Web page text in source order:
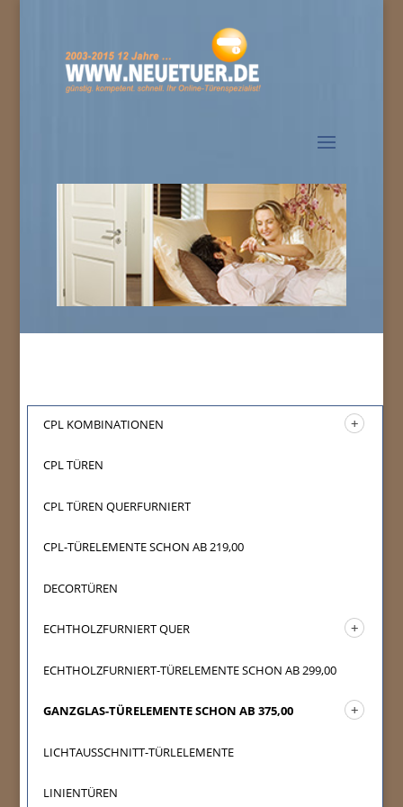
CPL KOMBINATIONEN
CPL TÜREN
CPL TÜREN QUERFURNIERT
CPL-TÜRELEMENTE SCHON AB 219,00
DECORTÜREN
ECHTHOLZFURNIERT QUER
ECHTHOLZFURNIERT-TÜRELEMENTE SCHON AB 299,00
GANZGLAS-TÜRELEMENTE SCHON AB 375,00
LICHTAUSSCHNITT-TÜRLELEMENTE
LINIENTÜREN